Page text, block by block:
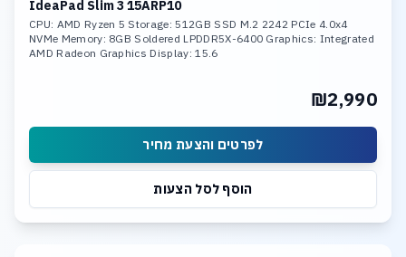
IdeaPad Slim 3 15ARP10
CPU: AMD Ryzen 5 Storage: 512GB SSD M.2 2242 PCIe 4.0x4
NVMe Memory: 8GB Soldered LPDDR5X-6400 Graphics: Integrated
AMD Radeon Graphics Display: 15.6
₪2,990
לפרטים והצעת מחיר
הוסף לסל הצעות